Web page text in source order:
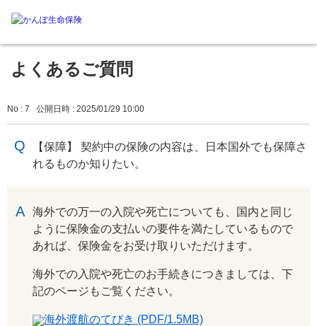
よくあるご質問
No : 7 公開日時 : 2025/01/29 10:00
【保障】 契約中の保険の内容は、日本国外でも保障さ
れるものか知りたい。
海外での万一の入院や死亡についても、国内と同じ
ように保険金の支払いの要件を満たしているもので
あれば、保険金をお受け取りいただけます。
海外での入院や死亡のお手続きにつきましては、下
記のページもご覧ください。
海外渡航のてびき (PDF/1.5MB)